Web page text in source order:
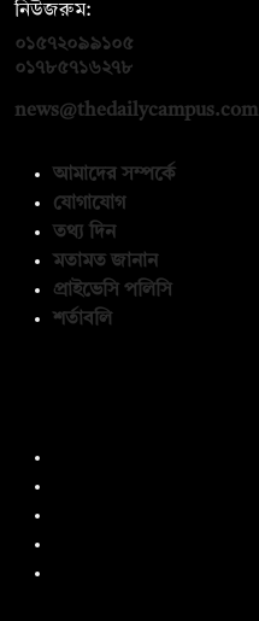
নিউজরুম:
০১৫৭২০৯৯১০৫
০১৭৮৫৭১৬২৭৮
news@thedailycampus.com
আমাদের সম্পর্কে
যোগাযোগ
তথ্য দিন
মতামত জানান
প্রাইভেসি পলিসি
শর্তাবলি